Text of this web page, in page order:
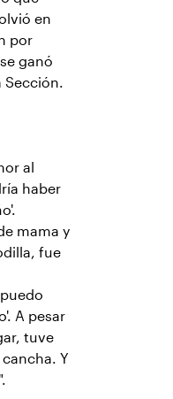
en
por
ganó
Sección.
al
haber
mama y
fue
A pesar
tuve
Y